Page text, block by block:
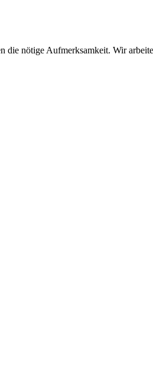
die nötige Aufmerksamkeit. Wir